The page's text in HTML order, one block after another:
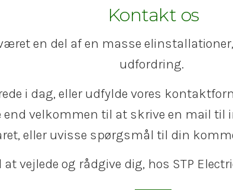
Kontakt os
en del af en masse
udfordring.
i dag, eller udfylde vores
end velkommen til at skrive en mail til
eller uvisse spørgsmål til din
vejlede og rådgive dig, hos STP